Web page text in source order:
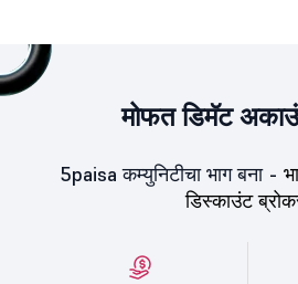
मोफत डिमॅट
5paisa कम्युनिटीचा भाग बना -
डिस्काउंट